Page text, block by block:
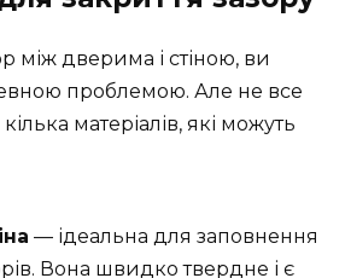
між дверима і стіною, ви
проблемою. Але не все
матеріалів, які можуть
— ідеальна для заповнення
Вона швидко твердне і є